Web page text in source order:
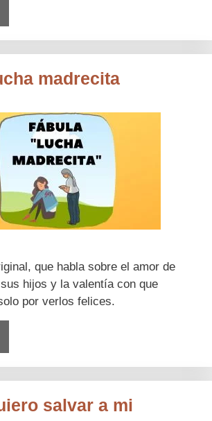
madrecita
que habla sobre el amor de
hijos y la valentía con que
por verlos felices.
salvar a mi